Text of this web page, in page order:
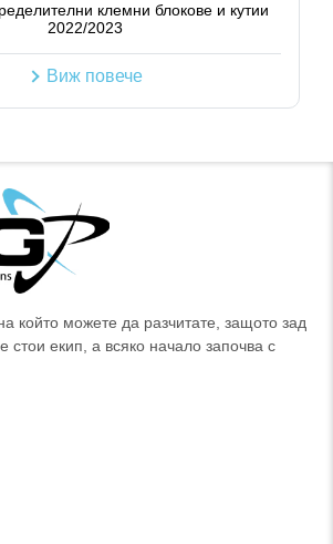
клемни блокове и кутии
2022/2023
Виж повече
който можете да разчитате, защото зад
стои екип, а всяко начало започва с